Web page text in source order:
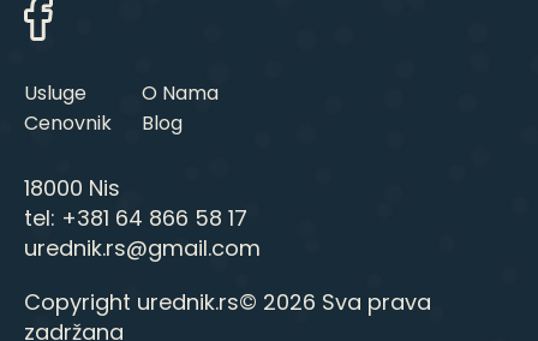
Usluge
Cenovnik
O Nama
Blog
18000 Nis
tel: +381 64 866 58 17
urednik.rs@gmail.com
Copyright urednik.rs© 2026 Sva prava
zadržana